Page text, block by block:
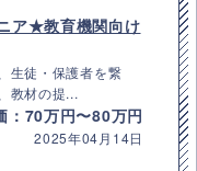
ア★教育機関向け
生徒・保護者を繋
教材の提...
：70万円〜80万円
2025年04月14日